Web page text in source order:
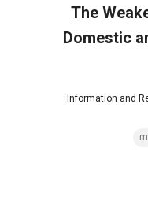
The
Domestic
Information and